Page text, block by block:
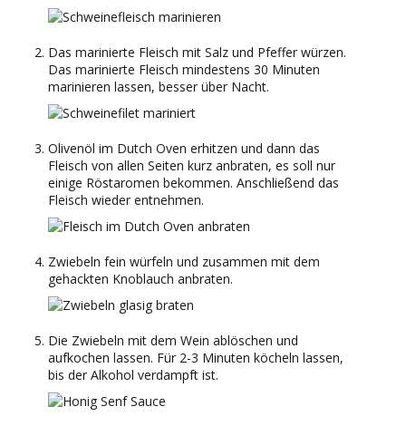
Das marinierte Fleisch mit Salz und Pfeffer würzen.
Das marinierte Fleisch mindestens 30 Minuten
marinieren lassen, besser über Nacht.
Olivenöl im Dutch Oven erhitzen und dann das
Fleisch von allen Seiten kurz anbraten, es soll nur
einige Röstaromen bekommen. Anschließend das
Fleisch wieder entnehmen.
Zwiebeln fein würfeln und zusammen mit dem
gehackten Knoblauch anbraten.
Die Zwiebeln mit dem Wein ablöschen und
aufkochen lassen. Für 2-3 Minuten köcheln lassen,
bis der Alkohol verdampft ist.